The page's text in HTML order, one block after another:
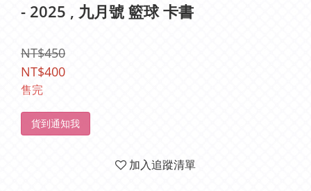
- 2025 , 九月號 籃球 卡書
NT$450
NT$400
售完
貨到通知我
加入追蹤清單